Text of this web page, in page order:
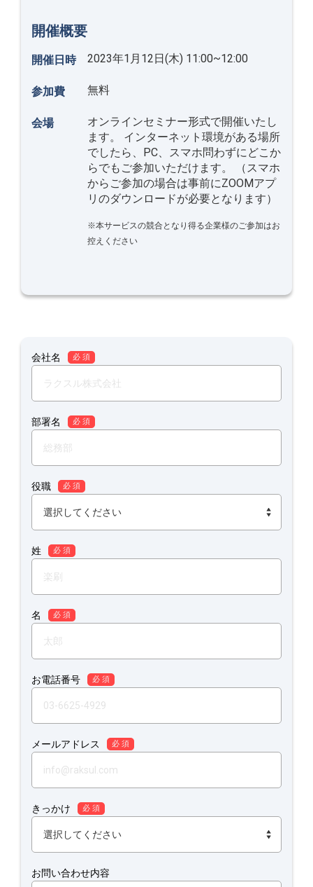
開催概要
開催日時 2023年1月12日(木) 11:00~12:00
参加費 無料
会場
オンラインセミナー形式で開催いたし
ます。 インターネット環境がある場所
でしたら、PC、スマホ問わずにどこか
らでもご参加いただけます。 （スマホ
からご参加の場合は事前にZOOMアプ
リのダウンロードが必要となります）
※本サービスの競合となり得る企業様のご参加はお
控えください
必 須
会社名
必 須
部署名
必 須
役職
必 須
姓
必 須
名
必 須
お電話番号
必 須
メールアドレス
必 須
きっかけ
お問い合わせ内容